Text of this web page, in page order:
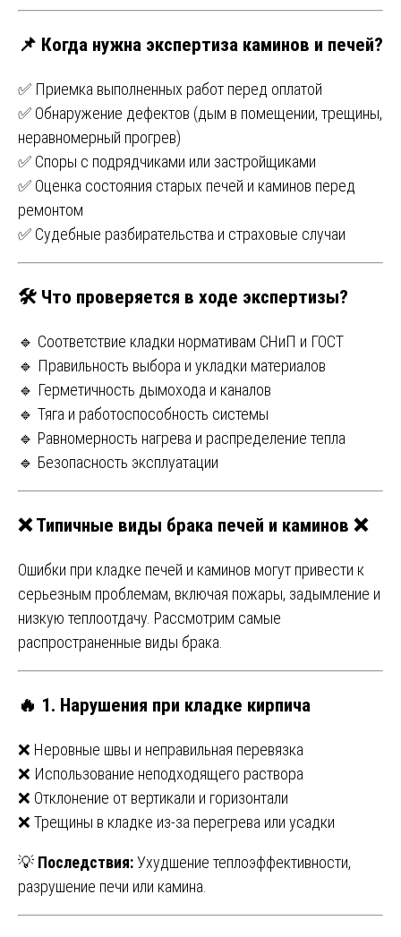
📌 Когда нужна экспертиза каминов и печей?
✅ Приемка выполненных работ перед оплатой
✅ Обнаружение дефектов (дым в помещении, трещины,
неравномерный прогрев)
✅ Споры с подрядчиками или застройщиками
✅ Оценка состояния старых печей и каминов перед
ремонтом
✅ Судебные разбирательства и страховые случаи
🛠️ Что проверяется в ходе экспертизы?
🔹 Соответствие кладки нормативам СНиП и ГОСТ
🔹 Правильность выбора и укладки материалов
🔹 Герметичность дымохода и каналов
🔹 Тяга и работоспособность системы
🔹 Равномерность нагрева и распределение тепла
🔹 Безопасность эксплуатации
❌Типичные виды брака печей и каминов ❌
Ошибки при кладке печей и каминов могут привести к
серьезным проблемам, включая пожары, задымление и
низкую теплоотдачу. Рассмотрим самые
распространенные виды брака.
🔥 1. Нарушения при кладке кирпича
❌ Неровные швы и неправильная перевязка
❌ Использование неподходящего раствора
❌ Отклонение от вертикали и горизонтали
❌ Трещины в кладке из-за перегрева или усадки
💡 Последствия:Ухудшение теплоэффективности,
разрушение печи или камина.